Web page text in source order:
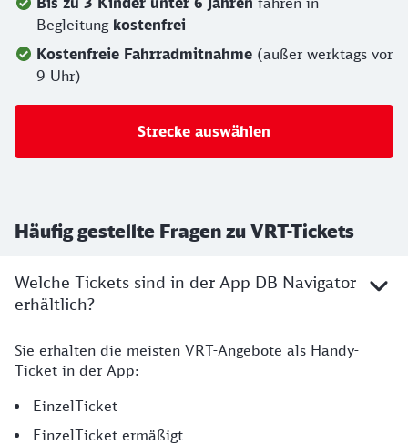
Begleitung kostenfrei
Kostenfreie Fahrradmitnahme (außer werktags vor
9 Uhr)
Strecke auswählen
Häufig gestellte Fragen zu VRT-Tickets
Welche Tickets sind in der App DB Navigator
erhältlich?
Sie erhalten die meisten VRT-Angebote als Handy-
Ticket in der App:
EinzelTicket
EinzelTicket ermäßigt